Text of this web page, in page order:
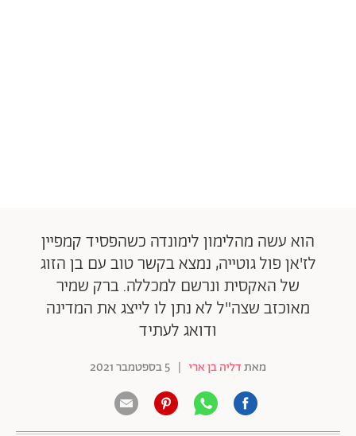
הוא עשה מהלימון לימונדה כשהפסיד קמפיין
לז'אן פול גוטייה, נמצא בקשר טוב עם בן הזוג
של האקסית ונרשם למכללה. ברק שמיר
מאוכזב שצה"ל לא נתן לו לייצג את המדינה
ודואג לעתיד
מאתדליה בן ארי | 5 בספטמבר 2021